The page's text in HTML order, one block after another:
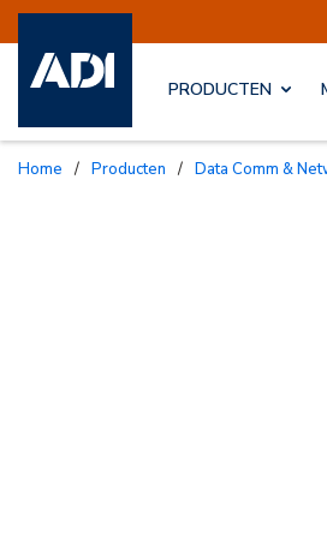
PRODUCTEN
Home / Producten / Data Comm &